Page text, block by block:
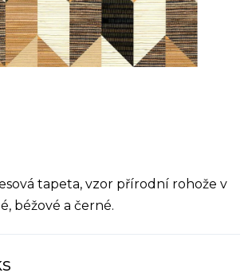
tapeta, vzor přírodní rohože v
béžové a černé.